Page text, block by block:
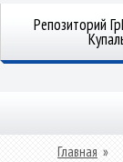
Репозиторий
Главная »